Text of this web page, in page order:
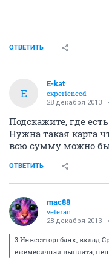
ОТВЕТИТЬ
E
E-kat
experienced
28 декабря 2013
Подскажите, где
Нужна такая карта
всю сумму можно
ОТВЕТИТЬ
mac88
veteran
28 декабря 2013
3 Инвестторгбанк, вклад
ежемесячная выплата,